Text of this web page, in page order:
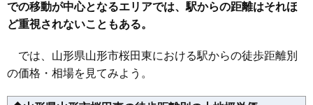
38 松波 26万円 2,401万円 28.3%
39 鉄砲町 26万円
41 花楯
での移動が中心となるエリアでは、駅からの距離はそれほ
ど重視されないこともある。
では、山形県山形市桜田東における駅からの徒歩距離別
の価格・相場を見てみよう。